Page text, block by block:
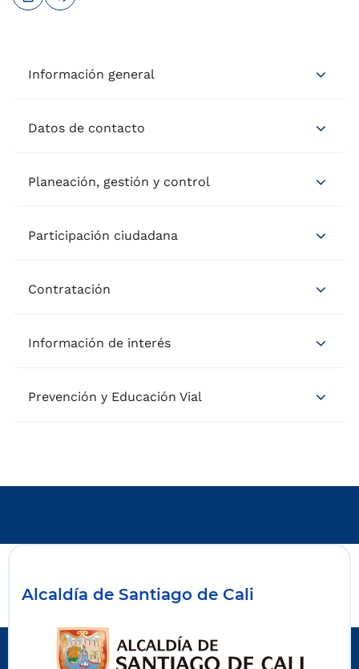
Información general
Datos de contacto
Planeación, gestión y control
Participación ciudadana
Contratación
Información de interés
Prevención y Educación Vial
Alcaldía de Santiago de Cali